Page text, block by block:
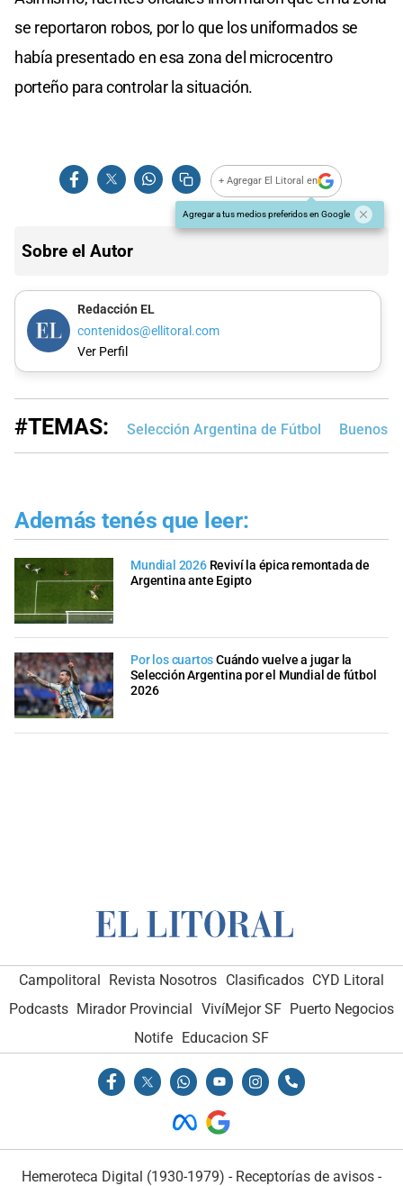
se reportaron robos, por lo que los uniformados se
había presentado en esa zona del microcentro
porteño para controlar la situación.
+ Agregar El Litoral en
Agregar a tus medios preferidos en Google
Sobre el Autor
Redacción EL
contenidos@ellitoral.com
Ver Perfil
#TEMAS: Selección Argentina de Fútbol Buenos
Además tenés que leer:
Mundial 2026 Reviví la épica remontada de
Argentina ante Egipto
Por los cuartosCuándo vuelve a jugar la
Selección Argentina por el Mundial de fútbol
2026
Campolitoral Revista Nosotros Clasificados CYD Litoral
Podcasts Mirador Provincial VivíMejor SF Puerto Negocios
Notife
Educacion SF
Hemeroteca Digital (1930-1979) - Receptorías de avisos -